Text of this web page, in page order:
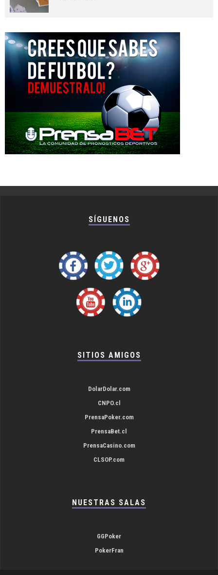
SÍGUENOS
SITIOS AMIGOS
DolarDolar.com
CNPO.cl
PrensaPoker.com
PrensaBet.cl
PrensaCasino.com
CLSOP.com
NUESTRAS SALAS
GGPoker
PokerFran